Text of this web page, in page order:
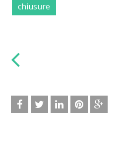
chiusure